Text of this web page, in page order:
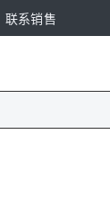
联系销售